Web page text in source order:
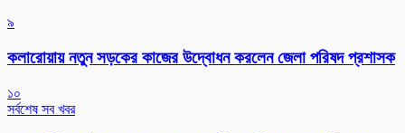
৯
কলারোয়ায় নতুন সড়কের কাজের উদ্বোধন করলেন জেলা পরিষদ প্রশাসক
১০
সর্বশেষ সব খবর